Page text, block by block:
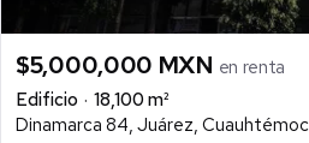
$5,000,000 MXN en renta
Edificio
18,100 m²
Dinamarca 84, Juárez, Cuauhtémoc